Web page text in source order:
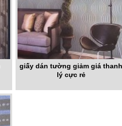
giấy dán tường giảm giá
lý cực rẻ